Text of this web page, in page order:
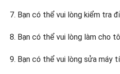
Bạn có thể vui lòng kiểm tra
Bạn có thể vui lòng làm cho
Bạn có thể vui lòng sửa máy